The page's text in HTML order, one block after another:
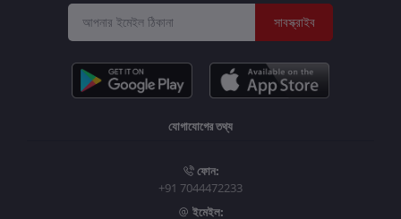
সাবস্ক্রাইব
যোগাযোগের তথ্য
ফোন:
+91 7044472233
ইমেইল: